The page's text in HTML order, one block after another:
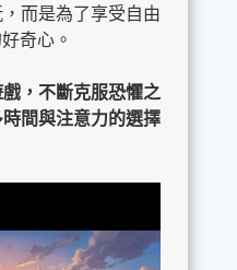
而是為了享受自由
奇心。
，不斷克服恐懼之
間與注意力的選擇